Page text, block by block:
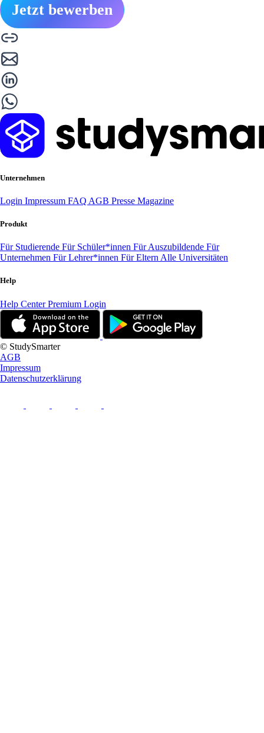
Jetzt bewerben
Unternehmen
Login Impressum FAQ AGB Presse Magazine
Produkt
Für Studierende Für Schüler*innen Für Auszubildende Für
Unternehmen Für Lehrer*innen Für Eltern Alle Universitäten
Help
Help CenterPremium Login
© StudySmarter
AGB
Impressum
Datenschutzerklärung